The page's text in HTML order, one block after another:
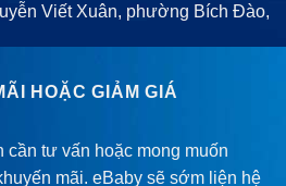
Viết Xuân, phường Bích Đào,
HOẶC GIẢM GIÁ
tư vấn hoặc mong muốn
mãi. eBaby sẽ sớm liện hệ